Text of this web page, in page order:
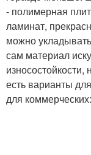
- полимерная
ламинат,
можно
сам материал
есть варианты
для